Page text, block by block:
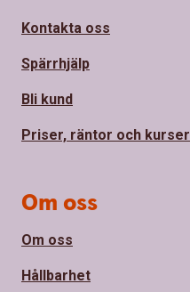
Kontakta oss
Spärrhjälp
Bli kund
Priser, räntor och kurser
Om oss
Om oss
Hållbarhet